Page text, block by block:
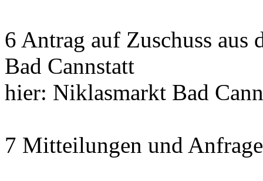
6 Antrag auf Zuschuss
Bad Cannstatt
hier: Niklasmarkt Bad
7 Mitteilungen und